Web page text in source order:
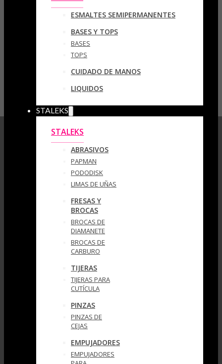
ESMALTES SEMIPERMANENTES
BASES Y TOPS
BASES
TOPS
CUIDADO DE MANOS
LIQUIDOS
STALEKS
STALEKS
ABRASIVOS
PAPMAN
PODODISK
LIMAS DE UÑAS
FRESAS Y
BROCAS
BROCAS DE
DIAMANETE
BROCAS DE
CARBURO
TIJERAS
TIJERAS PARA
CUTÍCULA
PINZAS
PINZAS DE
CEJAS
EMPUJADORES
EMPUJADORES